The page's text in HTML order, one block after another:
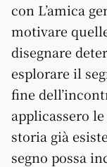
con L’amica
motivare
disegnare
esplorare il
fine
applicassero
storia già
segno possa